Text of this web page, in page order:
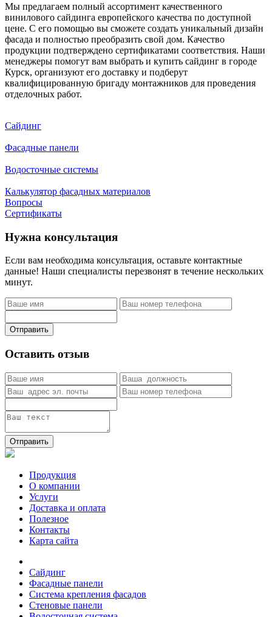
Мы предлагаем полный ассортимент качественного
винилового сайдинга европейского качества по доступной
цене. С его помощью вы сможете создать уникальный дизайн
фасада и полностью преобразить свой дом. Качество
продукции подтверждено сертификатами соответствия. Наши
менеджеры помогут вам выбрать и купить сайдинг в городе
Курск, организуют его доставку и подберут
квалифицированную бригаду монтажников для проведения
отделочных работ.
Сайдинг
Фасадные панели
Водосточные системы
Калькулятор фасадных материалов
Вопросы
Сертификаты
Нужна консультация
Если вам необходима консультация, оставьте контактные
данные! Наши специалисты перезвонят в течение нескольких
минут.
Отправить
Оставить отзыв
Отправить
Продукция
О компании
Услуги
Доставка и оплата
Полезное
Контакты
Карта сайта
Сайдинг
Фасадные панели
Система крепления фасадов
Стеновые панели